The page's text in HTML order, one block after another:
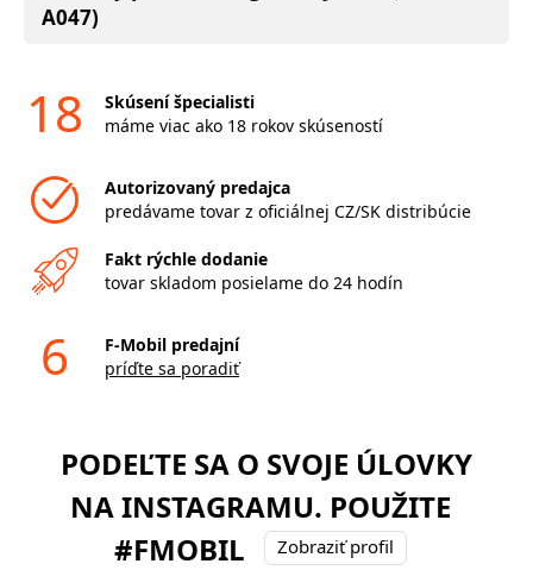
A047)
18
Skúsení špecialisti
máme viac ako 18 rokov skúseností
Autorizovaný predajca
predávame tovar z oficiálnej CZ/SK distribúcie
Fakt rýchle dodanie
tovar skladom posielame do 24 hodín
6
F-Mobil predajní
príďte sa poradiť
PODEĽTE SA O SVOJE ÚLOVKY
NA INSTAGRAMU. POUŽITE
#FMOBIL
Zobraziť profil